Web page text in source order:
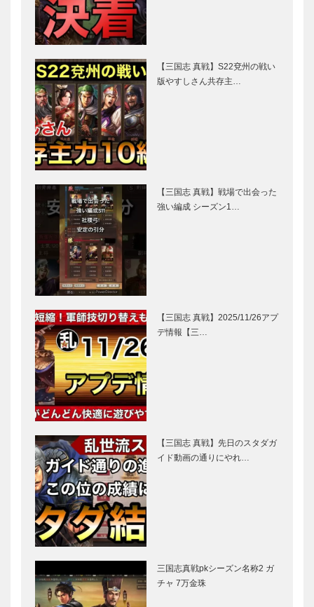
【三国志 真戦】S22兗州の戦い
版やすしさん共存主…
【三国志 真戦】戦場で出会った
強い編成 シーズン1…
【三国志 真戦】2025/11/26アプ
デ情報【三…
【三国志 真戦】先日のスタダガ
イド動画の通りにやれ…
三国志真戦pkシーズン名称2 ガ
チャ 7万金珠